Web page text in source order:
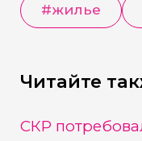
#жилье
Читайте
СКР